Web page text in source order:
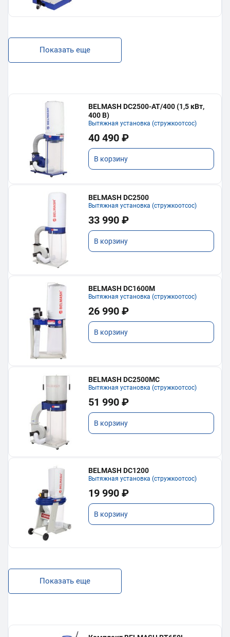
Показать еще
BELMASH DC2500-AT/400 (1,5 кВт,
400 В)
Вытяжная установка (стружкоотсос)
40 490 ₽
В корзину
BELMASH DC2500
Вытяжная установка (стружкоотсос)
33 990 ₽
В корзину
BELMASH DC1600M
Вытяжная установка (стружкоотсос)
26 990 ₽
В корзину
BELMASH DC2500MC
Вытяжная установка (стружкоотсос)
51 990 ₽
В корзину
BELMASH DC1200
Вытяжная установка (стружкоотсос)
19 990 ₽
В корзину
Показать еще